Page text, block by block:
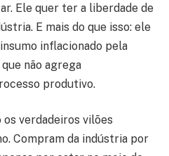
Ele quer ter a liberdade de
E mais do que isso: ele
inflacionado pela
não agrega
produtivo.
os verdadeiros vilões
Compram da indústria por